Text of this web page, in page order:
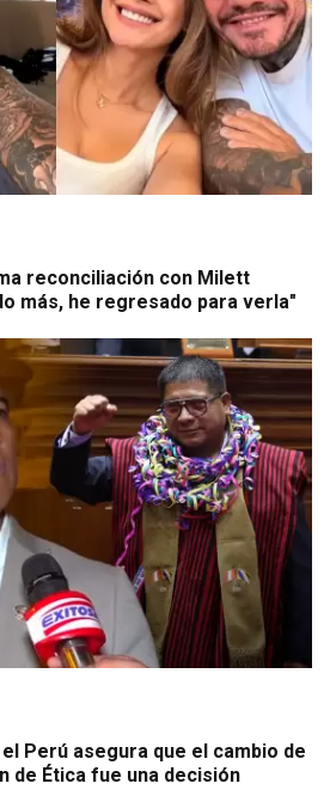
reconciliación con Milett
más, he regresado para verla"
Perú asegura que el cambio de
de Ética fue una decisión